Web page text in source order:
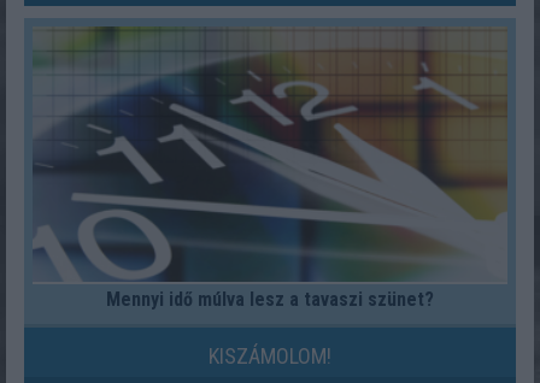
Mennyi idő múlva lesz a tavaszi szünet?
KISZÁMOLOM!